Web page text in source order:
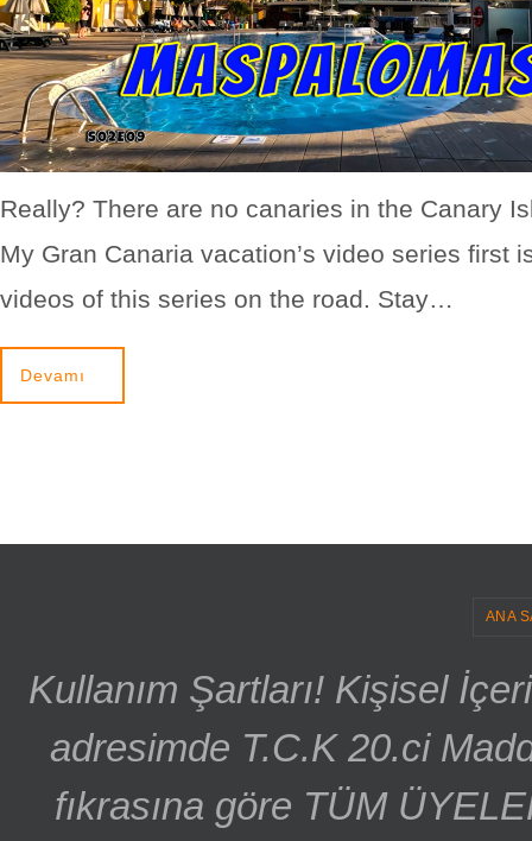
Really? There are no canaries in the Canary
My Gran Canaria vacation’s video series first
videos of this series on the road. Stay…
Devamı
ANA
Kullanım Şartları! Kişisel
adresimde T.C.K 20.ci
fıkrasına göre TÜM